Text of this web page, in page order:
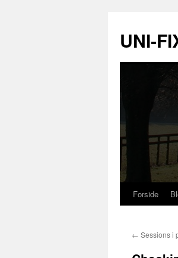
indhold
UNI-
Forside
← Sessions i